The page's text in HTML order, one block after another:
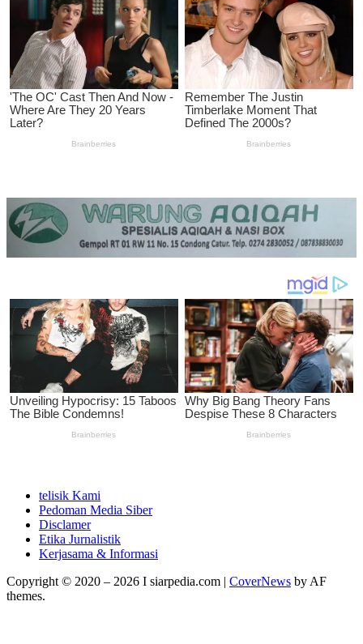
telisik Kami
Pedoman Media Siber
Disclamer
Etika Jurnalistik
Kerjasama & Informasi
Copyright © 2020 – 2026 I siarpedia.com | CoverNews by AF
themes.